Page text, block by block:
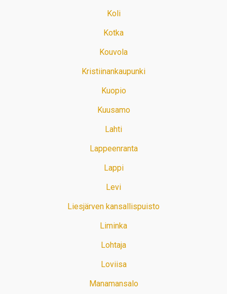
Koli
Kotka
Kouvola
Kristiinankaupunki
Kuopio
Kuusamo
Lahti
Lappeenranta
Lappi
Levi
Liesjärven kansallispuisto
Liminka
Lohtaja
Loviisa
Manamansalo